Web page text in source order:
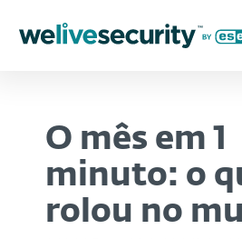
O mês em 1
minuto: o
rolou no